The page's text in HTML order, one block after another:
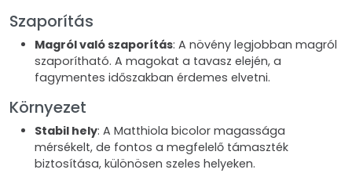
Szaporítás
Magról való szaporítás: A növény legjobban magról
szaporítható. A magokat a tavasz elején, a
fagymentes időszakban érdemes elvetni.
Környezet
Stabil hely: A Matthiola bicolor magassága
mérsékelt, de fontos a megfelelő támaszték
biztosítása, különösen szeles helyeken.